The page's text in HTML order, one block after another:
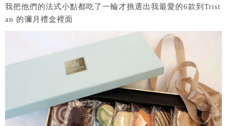
我把他們的法式小點都吃了一輪才挑選出我最愛的6款到Trist
an 的彌月禮盒裡面